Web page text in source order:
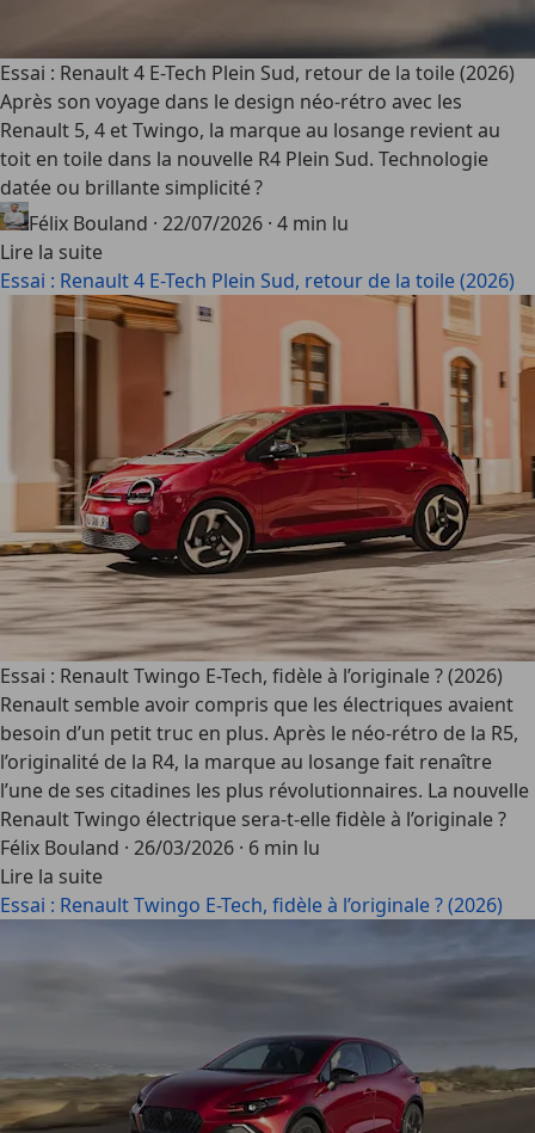
Essai : Renault 4 E-Tech Plein Sud, retour de la toile (2026)
Après son voyage dans le design néo-rétro avec les
Renault 5, 4 et Twingo, la marque au losange revient au
toit en toile dans la nouvelle R4 Plein Sud. Technologie
datée ou brillante simplicité ?
Félix Bouland · 22/07/2026 · 4 min lu
Lire la suite
Essai : Renault 4 E-Tech Plein Sud, retour de la toile (2026)
Essai : Renault Twingo E-Tech, fidèle à l’originale ? (2026)
Renault semble avoir compris que les électriques avaient
besoin d’un petit truc en plus. Après le néo-rétro de la R5,
l’originalité de la R4, la marque au losange fait renaître
l’une de ses citadines les plus révolutionnaires. La nouvelle
Renault Twingo électrique sera-t-elle fidèle à l’originale ?
Félix Bouland · 26/03/2026 · 6 min lu
Lire la suite
Essai : Renault Twingo E-Tech, fidèle à l’originale ? (2026)